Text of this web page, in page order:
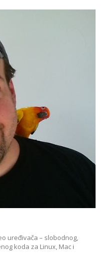
uređivača – slobodnog,
koda za Linux, Mac i